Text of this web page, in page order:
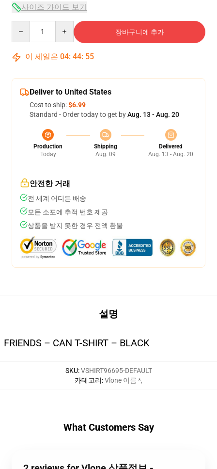
사이즈 가이드 보기
장바구니에 추가
이 세일은 04: 44: 54
Deliver to United States
Cost to ship:$6.99
Standard - Order today to get byAug. 13 - Aug. 20
Production
Today
Shipping
Aug. 09
Delivered
Aug. 13 - Aug. 20
안전한 거래
전 세계 어디든 배송
모든 소포에 추적 번호 제공
상품을 받지 못한 경우 전액 환불
설명
FRIENDS – CAN T-SHIRT – BLACK
SKU:VSHIRT96695-DEFAULT
카테고리:Vlone 이름 *,
What Customers Say